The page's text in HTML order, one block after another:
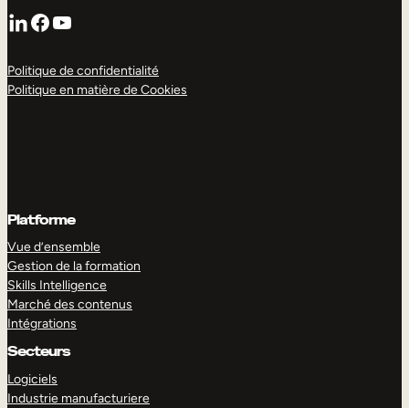
LinkedIn
Facebook
YouTube
Politique de confidentialité
Politique en matière de Cookies
Platforme
Vue d’ensemble
Gestion de la formation
Skills Intelligence
Marché des contenus
Intégrations
Secteurs
Logiciels
Industrie manufacturiere